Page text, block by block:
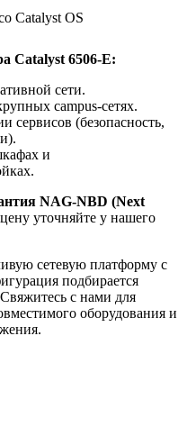
Catalyst OS
Catalyst 6506-E:
сети.
campus-сетях.
сервисов (безопасность,
и
NAG-NBD (Next
уточняйте у нашего
сетевую платформу с
подбирается
с нами для
оборудования и